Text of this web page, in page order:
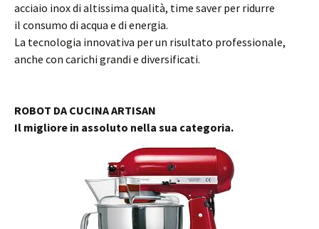
acciaio inox di altissima qualità, time saver per ridurre
il consumo di acqua e di energia.
La tecnologia innovativa per un risultato professionale,
anche con carichi grandi e diversificati.
ROBOT DA CUCINA ARTISAN
Il migliore in assoluto nella sua categoria.